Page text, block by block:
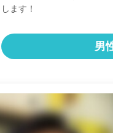
します！
男